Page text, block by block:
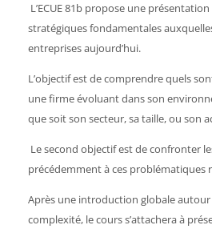
L’ECUE 81b propose une
stratégiques fondamentales
entreprisesaujourd’hui.
L’objectif est de comprendre quels
une firme évoluant dans son
que soit son secteur, sa taille, ou son
Le second objectif est de confronter
précédemment à ces problématiques
Après une introduction globale
complexité, le cours s’attachera à